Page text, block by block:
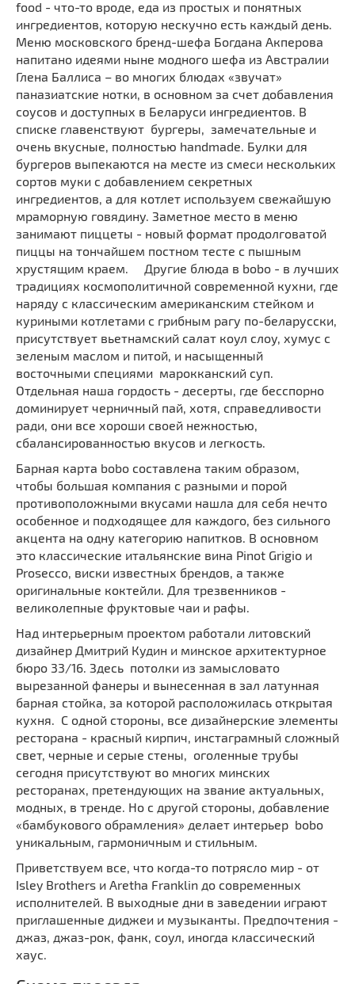
food - что-то вроде, еда из простых и понятных
ингредиентов, которую нескучно есть каждый день.
Меню московского бренд-шефа Богдана Акперова
напитано идеями ныне модного шефа из Австралии
Глена Баллиса – во многих блюдах «звучат»
паназиатские нотки, в основном за счет добавления
соусов и доступных в Беларуси ингредиентов. В
списке главенствуют бургеры, замечательные и
очень вкусные, полностью handmade. Булки для
бургеров выпекаются на месте из смеси нескольких
сортов муки с добавлением секретных
ингредиентов, а для котлет используем свежайшую
мраморную говядину. Заметное место в меню
занимают пиццеты - новый формат продолговатой
пиццы на тончайшем постном тесте с пышным
хрустящим краем. Другие блюда в bobo - в лучших
традициях космополитичной современной кухни, где
наряду с классическим американским стейком и
куриными котлетами с грибным рагу по-беларусски,
присутствует вьетнамский салат коул слоу, хумус с
зеленым маслом и питой, и насыщенный
восточными специями марокканский суп.
Отдельная наша гордость - десерты, где бесспорно
доминирует черничный пай, хотя, справедливости
ради, они все хороши своей нежностью,
сбалансированностью вкусов и легкость.
Барная карта bobo составлена таким образом,
чтобы большая компания с разными и порой
противоположными вкусами нашла для себя нечто
особенное и подходящее для каждого, без сильного
акцента на одну категорию напитков. В основном
это классические итальянские вина Pinot Grigio и
Prosecco, виски известных брендов, а также
оригинальные коктейли. Для трезвенников -
великолепные фруктовые чаи и рафы.
Над интерьерным проектом работали литовский
дизайнер Дмитрий Кудин и минское архитектурное
бюро 33/16. Здесь потолки из замысловато
вырезанной фанеры и вынесенная в зал латунная
барная стойка, за которой расположилась открытая
кухня. С одной стороны, все дизайнерские элементы
ресторана - красный кирпич, инстаграмный сложный
свет, черные и серые стены, оголенные трубы
сегодня присутствуют во многих минских
ресторанах, претендующих на звание актуальных,
модных, в тренде. Но с другой стороны, добавление
«бамбукового обрамления» делает интерьер bobo
уникальным, гармоничным и стильным.
Приветствуем все, что когда-то потрясло мир - от
Isley Brothers и Aretha Franklin до современных
исполнителей. В выходные дни в заведении играют
приглашенные диджеи и музыканты. Предпочтения -
джаз, джаз-рок, фанк, соул, иногда классический
хаус.